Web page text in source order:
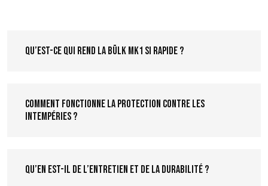
Qu’est-ce qui rend la Bülk MK1 si rapide ?
Comment fonctionne la protection contre les
intempéries ?
Qu’en est-il de l’entretien et de la durabilité ?